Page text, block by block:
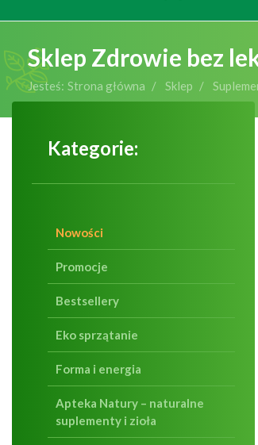
Sklep Zdrowie bez
Jesteś: Strona główna Sklep
Kategorie:
Nowości
Promocje
Bestsellery
Eko sprzątanie
Forma i energia
Apteka Natury – naturalne
suplementy i zioła